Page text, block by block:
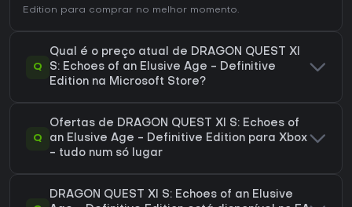
Edition para comprar no melhor momento.
Q
Qual é o preço atual de DRAGON QUEST XI
S: Echoes of an Elusive Age - Definitive
Edition na Microsoft Store?
Q
Ofertas de DRAGON QUEST XI S: Echoes of
an Elusive Age - Definitive Edition para Xbox
- tudo num só lugar
DRAGON QUEST XI S: Echoes of an Elusive